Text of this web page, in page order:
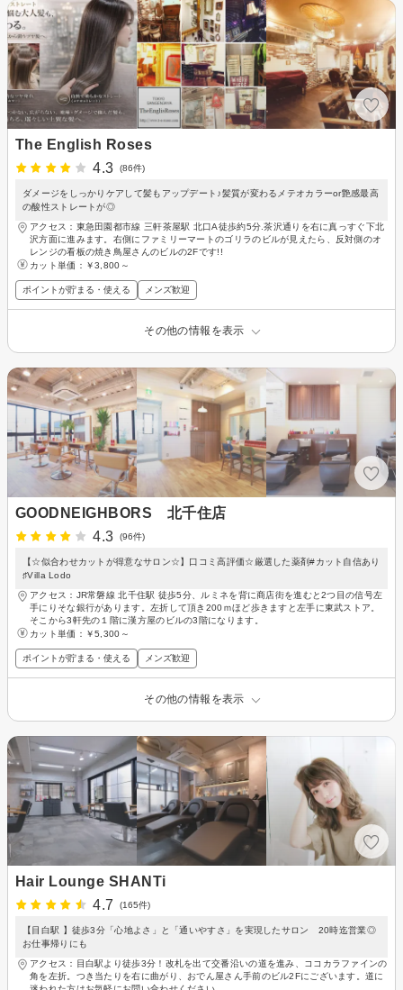
The English Roses
4.3
(86件)
ダメージをしっかりケアして髪もアップデート♪髪質が変わるメテオカラーor艶感最高
の酸性ストレートが◎
アクセス：東急田園都市線 三軒茶屋駅 北口A徒歩約5分.茶沢通りを右に真っすぐ下北
沢方面に進みます。右側にファミリーマートのゴリラのビルが見えたら、反対側のオ
レンジの看板の焼き鳥屋さんのビルの2Fです!!
カット単価： ￥3,800～
ポイントが貯まる・使える メンズ歓迎
その他の情報を表示
GOODNEIGHBORS 北千住店
4.3
(96件)
【☆似合わせカットが得意なサロン☆】口コミ高評価☆厳選した薬剤#カット自信あり
♯Villa Lodo
アクセス：JR常磐線 北千住駅 徒歩5分、ルミネを背に商店街を進むと2つ目の信号左
手にりそな銀行があります。左折して頂き200ｍほど歩きますと左手に東武ストア。
そこから3軒先の１階に漢方屋のビルの3階になります。
カット単価： ￥5,300～
ポイントが貯まる・使える メンズ歓迎
その他の情報を表示
Hair Lounge SHANTi
4.7
(165件)
【目白駅 】徒歩3分「心地よさ」と「通いやすさ」を実現したサロン 20時迄営業◎
お仕事帰りにも
アクセス：目白駅より徒歩3分！改札を出て交番沿いの道を進み、ココカラファインの
角を左折。つき当たりを右に曲がり、おでん屋さん手前のビル2Fにございます。道に